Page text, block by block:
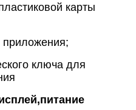
карты
приложения;
ключа для